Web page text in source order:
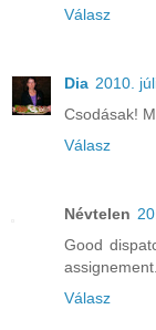
Válasz
Dia 2010.
Csodásak!
Válasz
Névtelen
Good
Válasz